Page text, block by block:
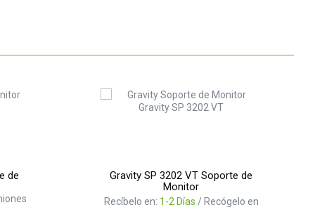
de
Gravity SP 3202 VT Soporte de
Monitor
Recíbelo en: 1-2 Días / Recógelo en